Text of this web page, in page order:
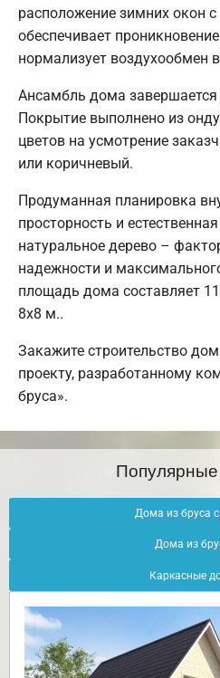
расположение зимних окон
обеспечивает
нормализует воздухообмен
Ансамбль дома
Покрытие выполнено из
цветов на усмотрение
или коричневый.
Продуманная планировка
просторность и
натуральное дерево –
надежности и
площадь дома составляет
8х8 м..
Закажите строительство
проекту, разработанному
бруса».
Дома из бруса
Дома из
Каркасные